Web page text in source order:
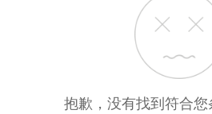
抱歉，没有找到符合您